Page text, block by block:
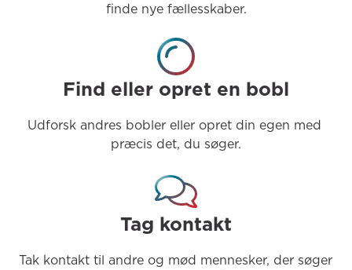
finde nye fællesskaber.
Find eller opret en bobl
Udforsk andres bobler eller opret din egen med
præcis det, du søger.
Tag kontakt
Tak kontakt til andre og mød mennesker, der søger